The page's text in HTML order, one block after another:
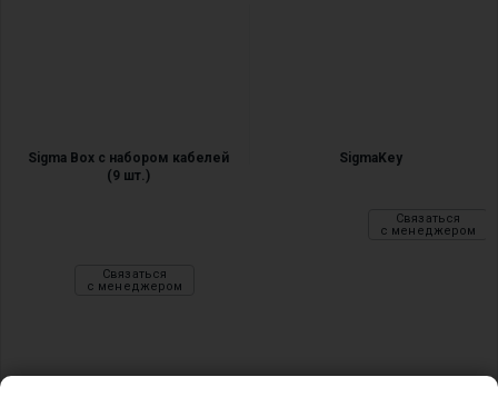
Sigma Box с набором кабелей
(9 шт.)
Связаться
с менеджером
SigmaKey
Связаться
с менеджером